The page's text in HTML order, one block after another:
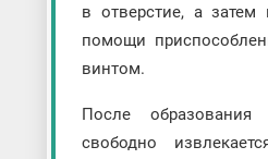
в отверстие, а затем
помощи
винтом.
После образования
свободно